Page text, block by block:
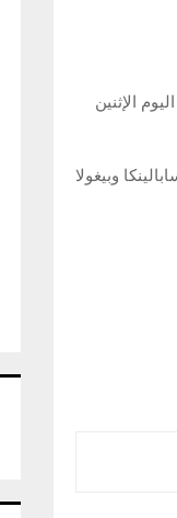
الإثنين
سابالينكا وبيغولا